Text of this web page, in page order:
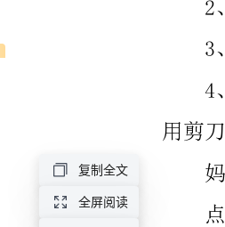
复制全文
全屏阅读